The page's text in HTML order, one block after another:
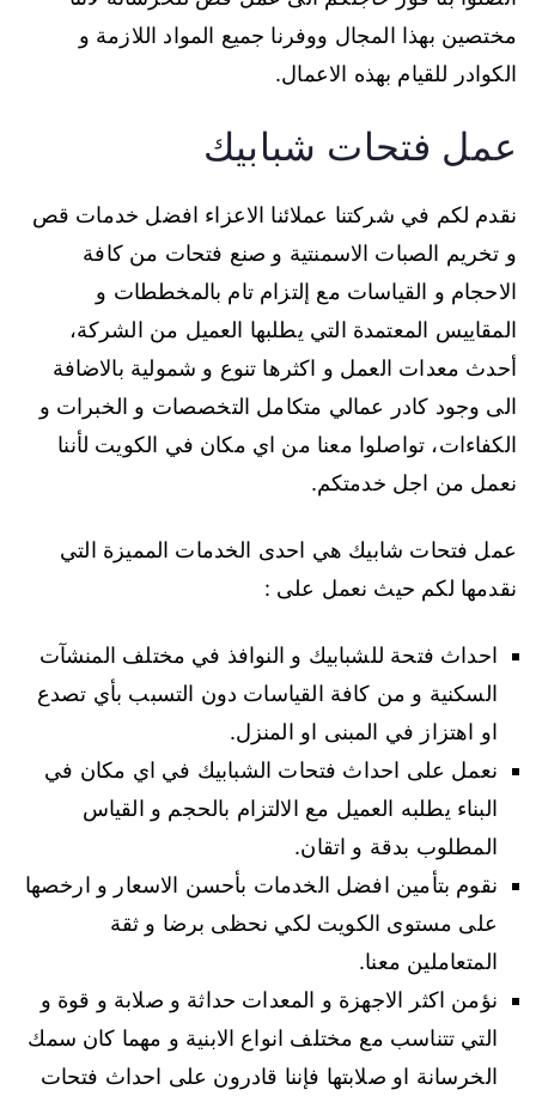
مختصين بهذا المجال ووفرنا جميع المواد اللازمة و
الكوادر للقيام بهذه الاعمال.
عمل فتحات شبابيك
نقدم لكم في شركتنا عملائنا الاعزاء افضل خدمات قص
و تخريم الصبات الاسمنتية و صنع فتحات من كافة
الاحجام و القياسات مع إلتزام تام بالمخططات و
المقاييس المعتمدة التي يطلبها العميل من الشركة،
أحدث معدات العمل و اكثرها تنوع و شمولية بالاضافة
الى وجود كادر عمالي متكامل التخصصات و الخبرات و
الكفاءات، تواصلوا معنا من اي مكان في الكويت لأننا
نعمل من اجل خدمتكم.
عمل فتحات شابيك هي احدى الخدمات المميزة التي
نقدمها لكم حيث نعمل على :
احداث فتحة للشبابيك و النوافذ في مختلف المنشآت
السكنية و من كافة القياسات دون التسبب بأي تصدع
او اهتزاز في المبنى او المنزل.
نعمل على احداث فتحات الشبابيك في اي مكان في
البناء يطلبه العميل مع الالتزام بالحجم و القياس
المطلوب بدقة و اتقان.
نقوم بتأمين افضل الخدمات بأحسن الاسعار و ارخصها
على مستوى الكويت لكي نحظى برضا و ثقة
المتعاملين معنا.
نؤمن اكثر الاجهزة و المعدات حداثة و صلابة و قوة و
التي تتناسب مع مختلف انواع الابنية و مهما كان سمك
الخرسانة او صلابتها فإننا قادرون على احداث فتحات